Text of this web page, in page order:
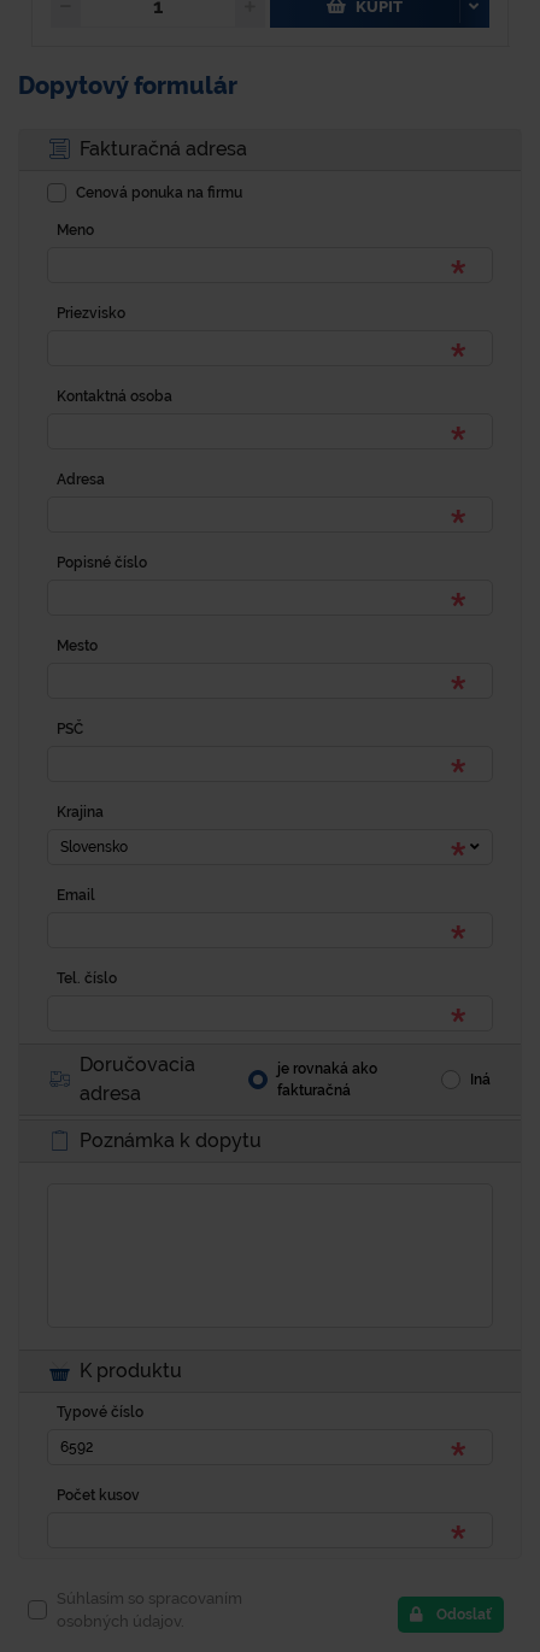
KÚPIŤ
Dopytový formulár
Fakturačná adresa
Cenová ponuka na firmu
Meno
Priezvisko
Kontaktná osoba
Adresa
Popisné číslo
Mesto
PSČ
Krajina
Slovensko
Email
Tel. číslo
Doručovacia
adresa
je rovnaká ako
fakturačná
Iná
Poznámka k dopytu
K produktu
Typové číslo
Počet kusov
Súhlasím so spracovaním
osobných údajov.
Odoslať